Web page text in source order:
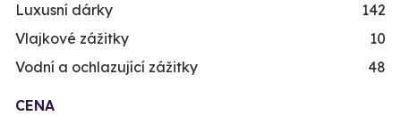
Luxusní dárky
142
Vlajkové zážitky
10
Vodní a ochlazující zážitky
48
CENA